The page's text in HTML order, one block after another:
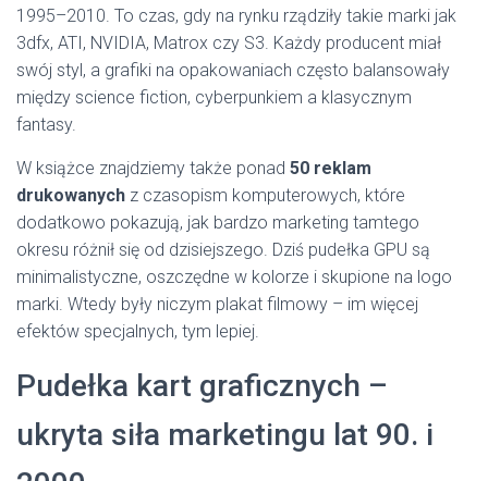
1995–2010. To czas, gdy na rynku rządziły takie marki jak
3dfx, ATI, NVIDIA, Matrox czy S3. Każdy producent miał
swój styl, a grafiki na opakowaniach często balansowały
między science fiction, cyberpunkiem a klasycznym
fantasy.
W książce znajdziemy także ponad 50 reklam
drukowanych z czasopism komputerowych, które
dodatkowo pokazują, jak bardzo marketing tamtego
okresu różnił się od dzisiejszego. Dziś pudełka GPU są
minimalistyczne, oszczędne w kolorze i skupione na logo
marki. Wtedy były niczym plakat filmowy – im więcej
efektów specjalnych, tym lepiej.
Pudełka kart graficznych –
ukryta siła marketingu lat 90. i